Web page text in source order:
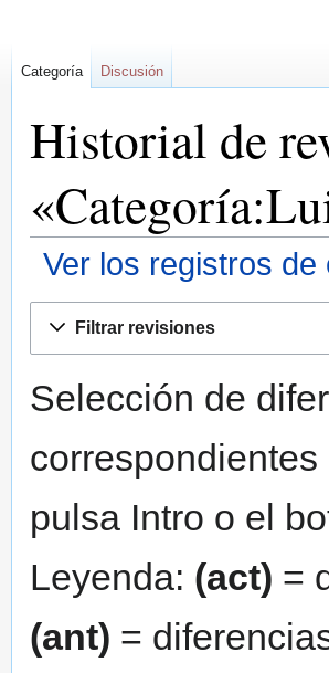
Historial de
Ver los registros de
navegación
búsqueda
Filtrar revisiones
Selección de
pulsa Intro o el
Leyenda: (act) =
(ant) =
Categoría Discusión